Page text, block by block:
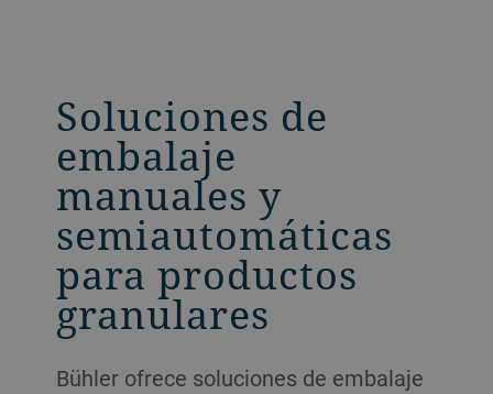
Soluciones de
embalaje
manuales y
semiautomáticas
para productos
granulares
Bühler ofrece soluciones de embalaje